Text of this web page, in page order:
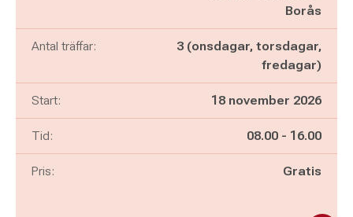
Borås
Antal träffar:
3 (onsdagar, torsdagar,
fredagar)
Start: 18 november 2026
Tid: Pågår mellan
08.00 - och
16.00
Pris: Gratis